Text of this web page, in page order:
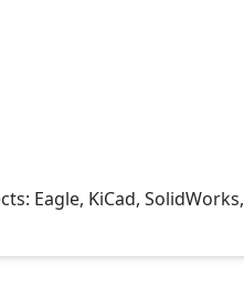
Eagle, KiCad, SolidWorks,